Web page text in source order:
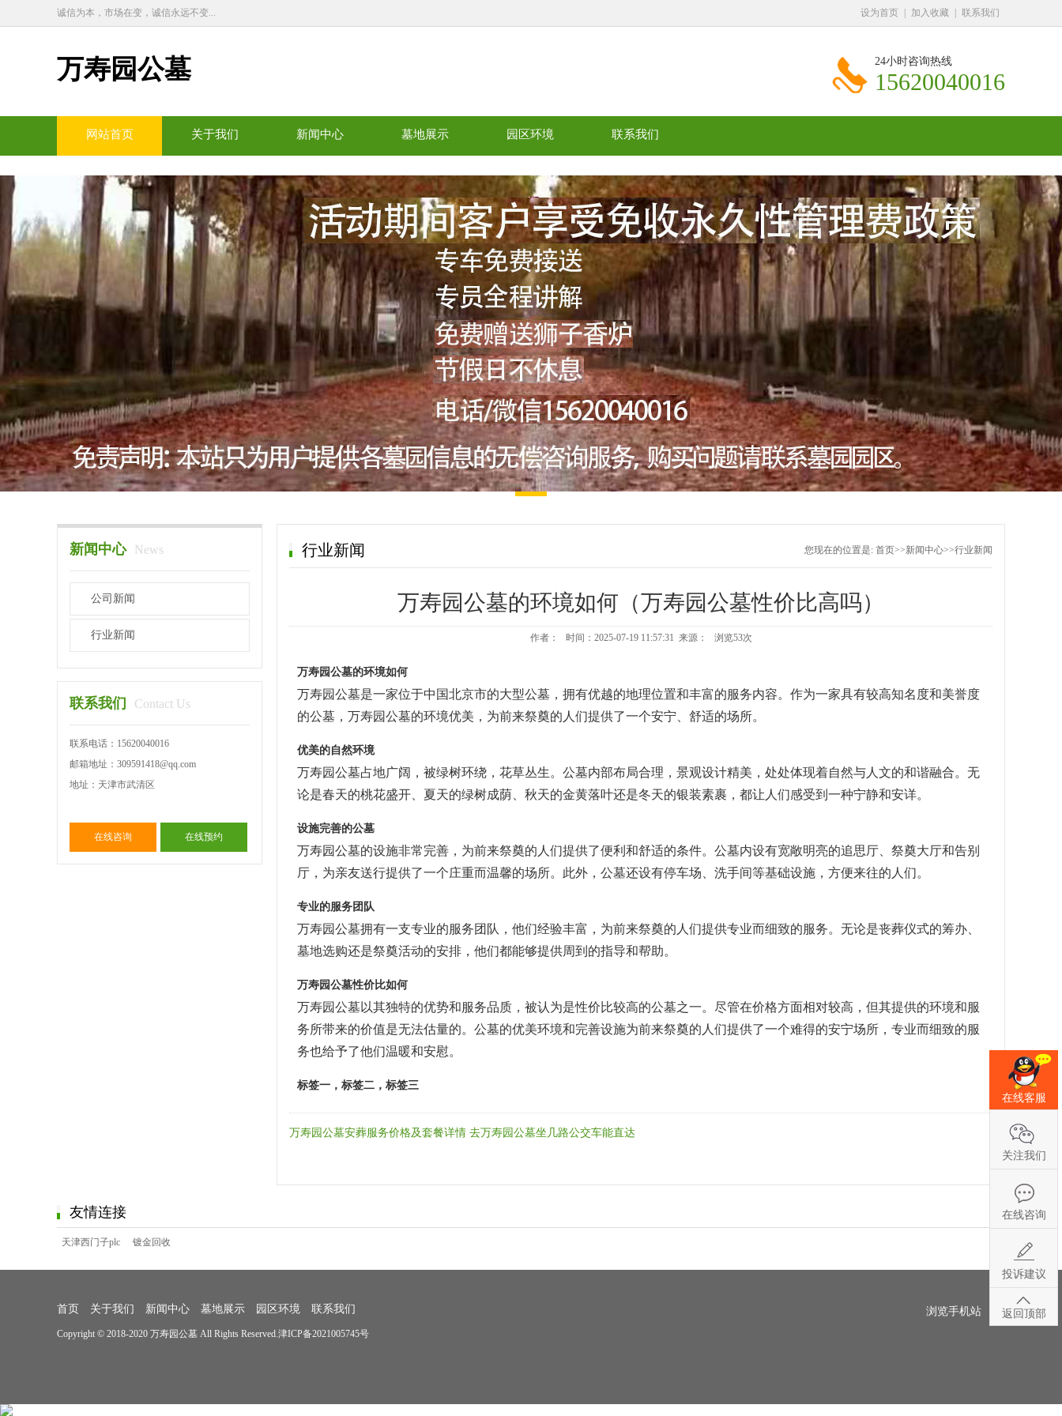
诚信为本，市场在变，诚信永远不变... 设为首页 加入收藏 联系我们
万寿园公墓 24小时咨询热线
15620040016
网站首页 关于我们 新闻中心 墓地展示 园区环境 联系我们
新闻中心 News
公司新闻
行业新闻
联系我们 Contact Us
联系电话：15620040016
邮箱地址：309591418@qq.com
地址：天津市武清区
在线咨询 在线预约
行业新闻 您现在的位置是: 首页>>新闻中心>>行业新闻
万寿园公墓的环境如何（万寿园公墓性价比高吗）
作者： 时间：2025-07-19 11:57:31 来源： 浏览53次
万寿园公墓的环境如何
万寿园公墓是一家位于中国北京市的大型公墓，拥有优越的地理位置和丰富的服务内容。作为一家具有较高知名度和美誉度
的公墓，万寿园公墓的环境优美，为前来祭奠的人们提供了一个安宁、舒适的场所。
优美的自然环境
万寿园公墓占地广阔，被绿树环绕，花草丛生。公墓内部布局合理，景观设计精美，处处体现着自然与人文的和谐融合。无
论是春天的桃花盛开、夏天的绿树成荫、秋天的金黄落叶还是冬天的银装素裹，都让人们感受到一种宁静和安详。
设施完善的公墓
万寿园公墓的设施非常完善，为前来祭奠的人们提供了便利和舒适的条件。公墓内设有宽敞明亮的追思厅、祭奠大厅和告别
厅，为亲友送行提供了一个庄重而温馨的场所。此外，公墓还设有停车场、洗手间等基础设施，方便来往的人们。
专业的服务团队
万寿园公墓拥有一支专业的服务团队，他们经验丰富，为前来祭奠的人们提供专业而细致的服务。无论是丧葬仪式的筹办、
墓地选购还是祭奠活动的安排，他们都能够提供周到的指导和帮助。
万寿园公墓性价比如何
万寿园公墓以其独特的优势和服务品质，被认为是性价比较高的公墓之一。尽管在价格方面相对较高，但其提供的环境和服
务所带来的价值是无法估量的。公墓的优美环境和完善设施为前来祭奠的人们提供了一个难得的安宁场所，专业而细致的服
务也给予了他们温暖和安慰。
标签一，标签二，标签三
万寿园公墓安葬服务价格及套餐详情 去万寿园公墓坐几路公交车能直达
友情连接
天津西门子plc 镀金回收
首页 关于我们 新闻中心 墓地展示 园区环境 联系我们
Copyright © 2018-2020 万寿园公墓 All Rights Reserved.津ICP备2021005745号
浏览手机站
在线客服
关注我们
在线咨询
投诉建议
返回顶部